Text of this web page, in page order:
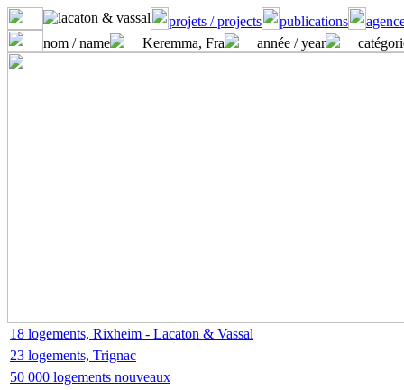
projets / projects publications
nom / name
Keremma, Fra année / year
18 logements, Rixheim - Lacaton & Vassal
23 logements, Trignac
50 000 logements nouveaux